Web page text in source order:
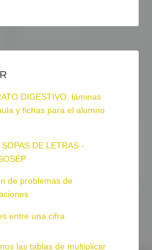
DIGESTIVO: láminas
y fichas para el alumno
DE LETRAS -
de problemas de
entre una cifra
las tablas de multiplicar